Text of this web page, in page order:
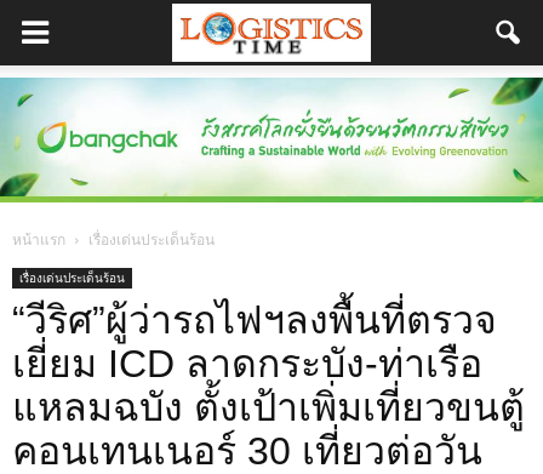
หน้าแรก เรื่องเด่นประเด็นร้อน
เรื่องเด่นประเด็นร้อน
“วีริศ”ผู้ว่ารถไฟฯลงพื้นที่ตรวจ
เยี่ยม ICD ลาดกระบัง-ท่าเรือ
แหลมฉบัง ตั้งเป้าเพิ่มเที่ยวขนตู้
คอนเทนเนอร์ 30 เที่ยวต่อวัน